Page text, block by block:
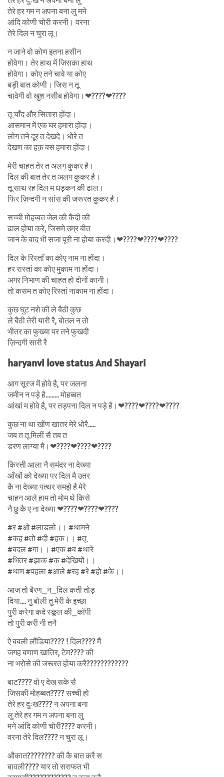
तेरे हर गम न अपना बना लु मने
आंदि कोणी चोरी करनी। वरना
तेरे दिल न चुरा लू।
न जाने वो कोण इतना हसीन
होवेगा। तेर हाथ में जिसका हाथ
होवेगा। कोए तने चावे या कोए
बड़ी बात कोणी। जिस न तू
चावेगी वो खुश नसीब होवेगा।❤????❤????
तू चाँद और सितारा होंदा।
आसमान में एक घर हमारा होंदा।
लोग तने दूर त देखदे। धोरे त
देखण का हक़ बस हमारा होंदा।
मेरी चाहत तेर त अलग कुकर है।
दिल की बात तेर त अलग कुकर है।
तू साथ रह दिल म धड़कन की ढाल।
फिर ज़िन्दगी न सांस की जरूरत कुकर है।
सच्ची मोहब्बत जेल की कैदी की
ढाल होया करे, जिसमे उम्र बीत
जान के बाद भी सजा पूरी ना होया करदी।❤????❤????❤????
दिल के रिस्ताँ का कोए नाम ना होंदा।
हर रास्तां का कोए मुकाम ना होंदा।
अगर निभाण की चाहत हो दोनों कानी।
तो कसम त कोए रिस्तां नाकाम ना होंदा।
कुछ घुट नशे की ले बैठी कुछ
ले बैठी तेरी यारी रै, बोतल न तो
भीतर का फुख्या पर तने फुखदी
ज़िन्दगी सारी रै
haryanvi love status And Shayari
आग सूरज में होवे है, पर जलना
जमीन न पड़े है……… मोहब्बत
आंखां म होवे है, पर तड़पना दिल न पड़े है।❤????❤????❤????
कुछ ना था खोंण खातर मेरे धोरै…..
जब त तू मिलीं सै तब त
डरण लाग्या मै।❤????❤????❤????
किस्ती आला नै समंदर ना देख्या
आँखों को देख्या पर दिल मै उतर
कै ना देख्या पत्थर समझे है मेरे
चाहन आले हाम तो मोम थे किसे
नै छु कै ए ना देख्या ❤????❤????❤????
#र #ओ #लाडलो।। #थामने
#कह #तो #दी #हक।। #तू
#बदल #गा।। #एक #ब #थारे
#भितर #झाक #क #देखियों।।
#थाम #पहला #आले #रह #रे #हो #के।।
आज तो बैरण_न_दिल कती तोड़
दिया…. नु बोली तु मेरी के इच्छा
पुरी करेगा कदे स्कूल की_कॉपी
तो पुरी करी नी तनै
ऐ बबली लौंडिया???? ! दिल???? मैं
जगह बणाण खातिर, टेम???? की
ना भरोसे की जरूरत होया करै????????????
बाट???? वो ए देख सके सै
जिसकी मोहब्बत???? सच्ची हो
तेरे हर दुःख???? न अपना बना
लु तेरे हर गम न अपना बना लु
मने आंदि कोणी चोरी???? करनी।
वरना तेरे दिल???? न चुरा लू।
औकात???????? की कै बात करै स
बावली???? यार तो सराफत भी